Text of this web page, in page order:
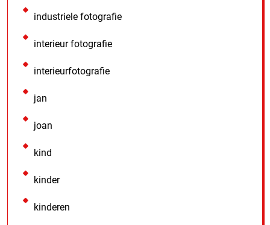
industriele fotografie
interieur fotografie
interieurfotografie
jan
joan
kind
kinder
kinderen